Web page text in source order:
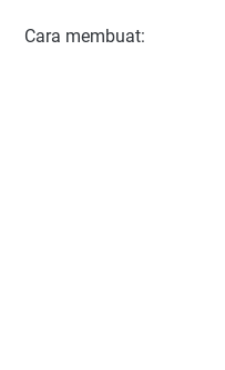
Cаrа mеmbuаt: